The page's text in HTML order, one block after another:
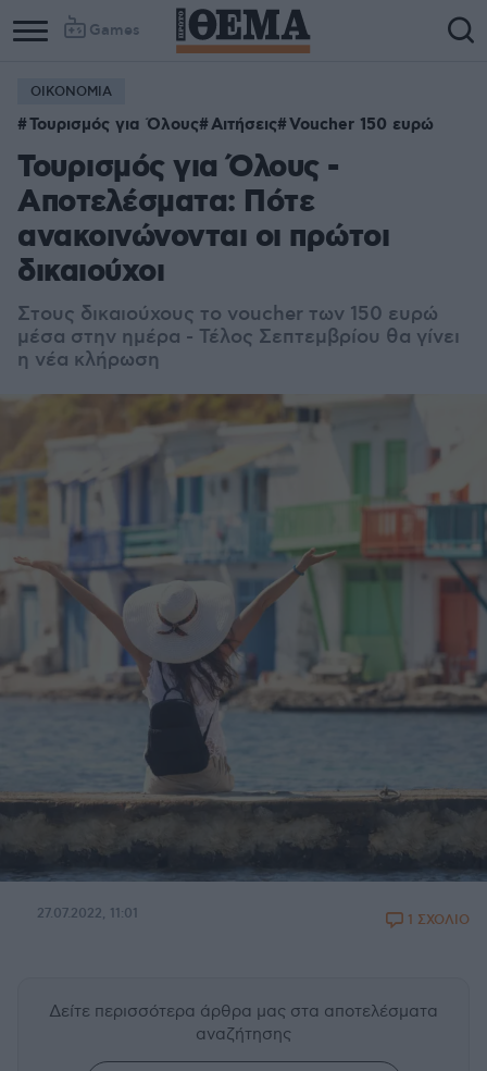
Games
ΟΙΚΟΝΟΜΙΑ
Τουρισμός για Όλους Αιτήσεις Voucher 150 ευρώ
Τουρισμός για Όλους -
Αποτελέσματα: Πότε
ανακοινώνονται οι πρώτοι
δικαιούχοι
Στους δικαιούχους τo voucher των 150 ευρώ
μέσα στην ημέρα - Τέλος Σεπτεμβρίου θα γίνει
η νέα κλήρωση
27.07.2022, 11:01 1 ΣΧΟΛΙΟ
Δείτε περισσότερα άρθρα μας στα αποτελέσματα
αναζήτησης